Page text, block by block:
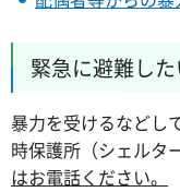
緊急に避難し
暴力を受けるなどし
時保護所（シェルタ
はお電話ください。